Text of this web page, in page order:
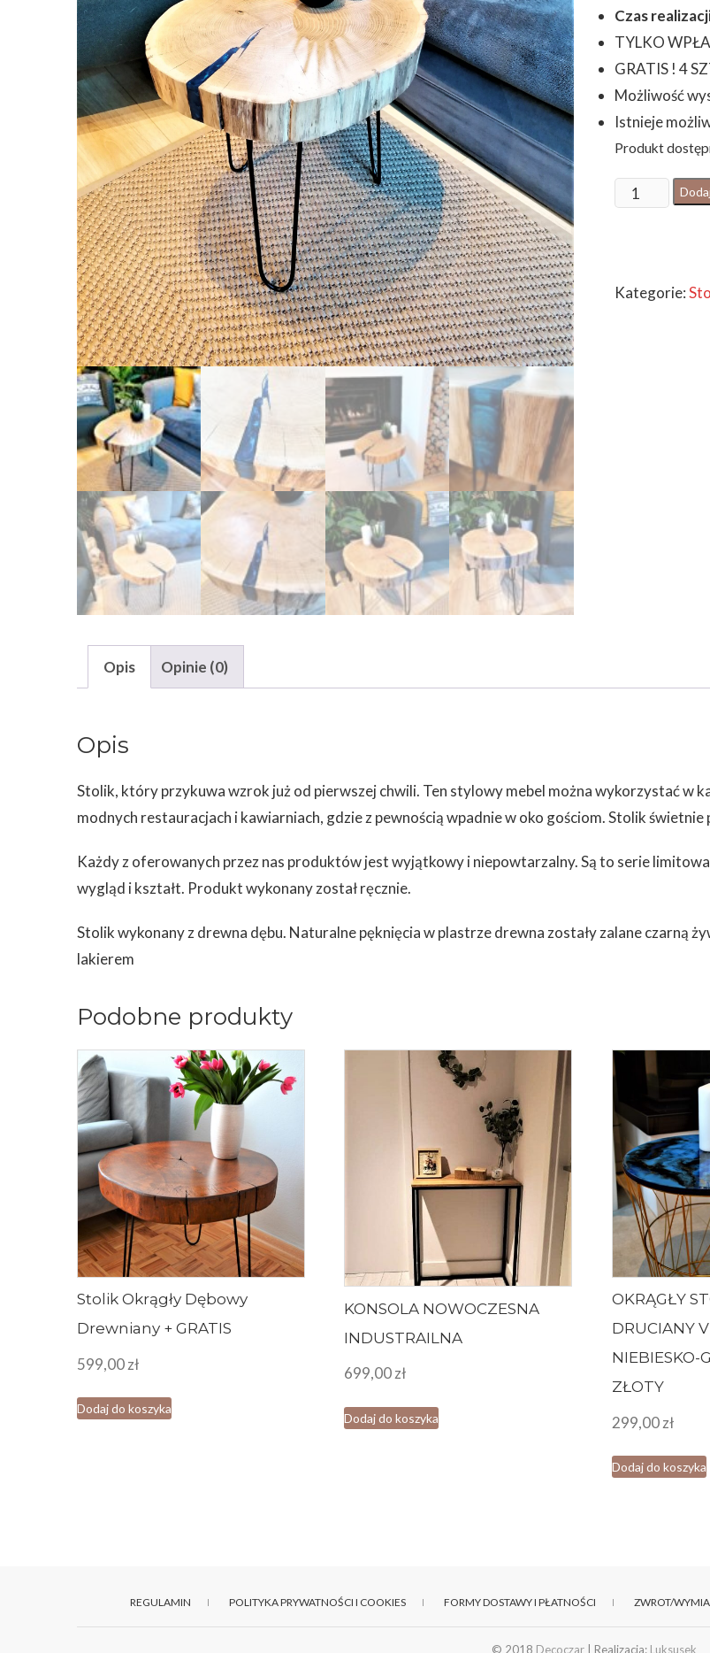
Czas
TYLKO
GRATIS ! 4
Możliwość
Istnieje
Produkt
ilość
Z
Kategorie:
Opis Opinie (0)
Opis
Stolik, który przykuwa wzrok już od pierwszej chwili. Ten stylowy mebel można wykorzystać w
modnych restauracjach i kawiarniach, gdzie z pewnością wpadnie w oko gościom. Stolik
Każdy z oferowanych przez nas produktów jest wyjątkowy i niepowtarzalny. Są to serie
wygląd i kształt. Produkt wykonany został ręcznie.
Stolik wykonany z drewna dębu. Naturalne pęknięcia w plastrze drewna zostały zalane czarną
lakierem
Podobne produkty
Stolik Okrągły Dębowy
Drewniany + GRATIS
599,00zł
Dodaj do koszyka
KONSOLA NOWOCZESNA
INDUSTRAILNA
699,00zł
Dodaj do koszyka
OKRĄGŁY
DRUCIANY
NIEBIESKO-
ZŁOTY
299,00zł
Dodaj do koszyka
REGULAMIN POLITYKA PRYWATNOŚCI I COOKIES FORMY DOSTAWY I PŁATNOŚCI ZWROT/
© 2018 Decoczar | Realizacja: Luksusek